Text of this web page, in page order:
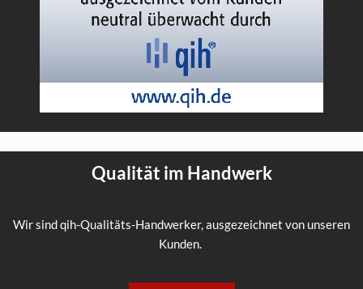
Qualität im Handwerk
Wir sind qih-Qualitäts-Handwerker, ausgezeichnet von unseren
Kunden.